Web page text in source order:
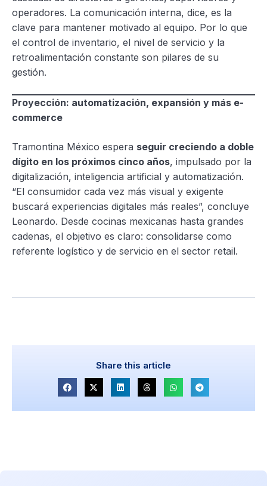
operadores. La comunicación interna, dice, es la
clave para mantener motivado al equipo. Por lo que
el control de inventario, el nivel de servicio y la
retroalimentación constante son pilares de su
gestión.
Proyección: automatización, expansión y más e-
commerce
Tramontina México espera seguir creciendo a doble
dígito en los próximos cinco años, impulsado por la
digitalización, inteligencia artificial y automatización.
“El consumidor cada vez más visual y exigente
buscará experiencias digitales más reales”, concluye
Leonardo. Desde cocinas mexicanas hasta grandes
cadenas, el objetivo es claro: consolidarse como
referente logístico y de servicio en el sector retail.
Share this article